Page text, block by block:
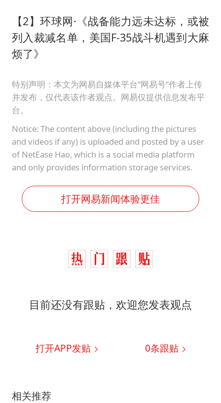
【2】环球网·《战备能力远未达标，或被
列入裁减名单，美国F-35战斗机遇到大麻
烦了》
特别声明：本文为网易自媒体平台“网易号”作者上传
并发布，仅代表该作者观点。网易仅提供信息发布平
台。
Notice: The content above (including the pictures
and videos if any) is uploaded and posted by a user
of NetEase Hao, which is a social media platform
and only provides information storage services.
打开网易新闻体验更佳
目前还没有跟贴，欢迎您发表观点
打开APP发贴 0条跟贴
相关推荐